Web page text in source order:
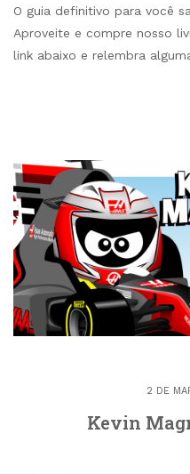
O guia definitivo para você
Aproveite e compre nosso
link abaixo e relembra
2 DE
Kevin